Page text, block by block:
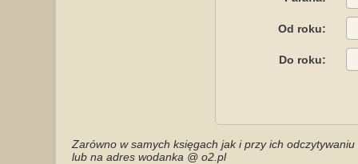
Od roku:
Do roku:
Zarówno w samych księgach jak i przy ich
lub na adres wodanka @ o2.pl